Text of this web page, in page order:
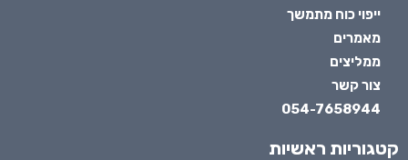
ייפוי כוח מתמשך
מאמרים
ממליצים
צור קשר
054-7658944
קטגוריות ראשיות